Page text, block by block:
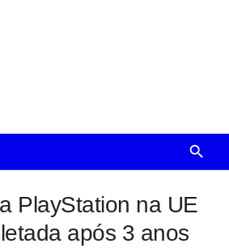
PlayStation na UE
após 3 anos